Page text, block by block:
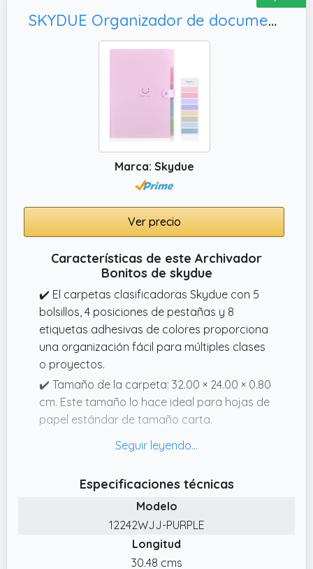
SKYDUE Organizador de documentos, negocios (rosa)
Marca: Skydue
Ver precio
Características de este Archivador
Bonitos de skydue
✔️ El carpetas clasificadoras Skydue con 5
bolsillos, 4 posiciones de pestañas y 8
etiquetas adhesivas de colores proporciona
una organización fácil para múltiples clases
o proyectos.
✔️ Tamaño de la carpeta: 32.00 × 24.00 × 0.80
cm. Este tamaño lo hace ideal para hojas de
papel estándar de tamaño carta.
✔️ Amplio uso: Perfecto para uso en el hogar,
materiales de conferencias, entre otros.
✔️ Material: Las carpetas de archivos Skydue
están hechas de material de alta calidad PP,
libre de ácido, libre de PVC y liviano. Fáciles
de usar y llevar sin que los papeles se caigan.
Especificaciones técnicas
Modelo
12242WJJ-PURPLE
Longitud
30.48 cms